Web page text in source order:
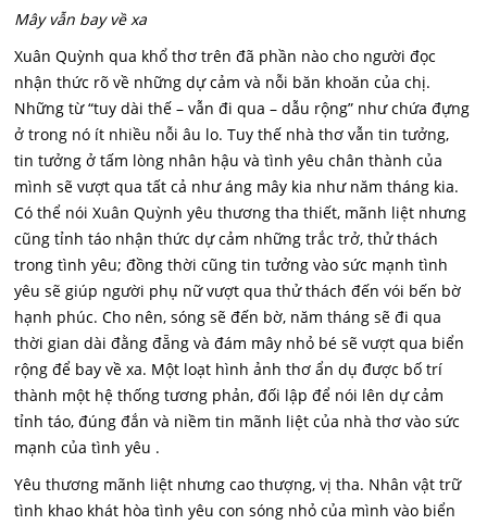
Mây vẫn bay về xa
Xuân Quỳnh qua khổ thơ trên đã phần nào cho người đọc
nhận thức rõ về những dự cảm và nỗi băn khoăn của chị.
Những từ “tuy dài thế – vẫn đi qua – dẫu rộng” như chứa đựng
ở trong nó ít nhiều nỗi âu lo. Tuy thế nhà thơ vẫn tin tưởng,
tin tưởng ở tấm lòng nhân hậu và tình yêu chân thành của
mình sẽ vượt qua tất cả như áng mây kia như năm tháng kia.
Có thể nói Xuân Quỳnh yêu thương tha thiết, mãnh liệt nhưng
cũng tỉnh táo nhận thức dự cảm những trắc trở, thử thách
trong tình yêu; đồng thời cũng tin tưởng vào sức mạnh tình
yêu sẽ giúp người phụ nữ vượt qua thử thách đến vói bến bờ
hạnh phúc. Cho nên, sóng sẽ đến bờ, năm tháng sẽ đi qua
thời gian dài đằng đẵng và đám mây nhỏ bé sẽ vượt qua biển
rộng để bay về xa. Một loạt hình ảnh thơ ẩn dụ được bố trí
thành một hệ thống tương phản, đối lập để nói lên dự cảm
tỉnh táo, đúng đắn và niềm tin mãnh liệt của nhà thơ vào sức
mạnh của tình yêu .
Yêu thương mãnh liệt nhưng cao thượng, vị tha. Nhân vật trữ
tình khao khát hòa tình yêu con sóng nhỏ của mình vào biển